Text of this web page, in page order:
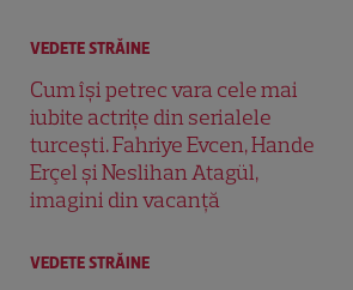
VEDETE STRĂINE
Cum își petrec vara cele mai
iubite actrițe din serialele
turcești. Fahriye Evcen, Hande
Erçel și Neslihan Atagül,
imagini din vacanță
VEDETE STRĂINE